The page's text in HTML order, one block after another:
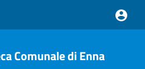
Comunale di Enna